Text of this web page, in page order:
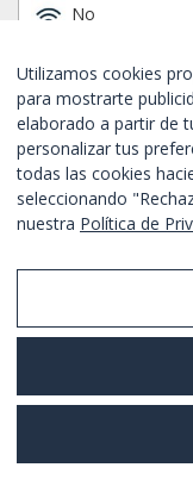
No
Alquiler por meses
Desde 1627€/
NUEVO
Utilizamos cookies
para mostrarte
elaborado a partir de
personalizar tus
todas las cookies
seleccionando
nuestra Política de